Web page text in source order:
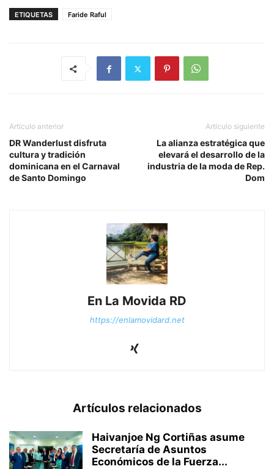
ETIQUETAS Faride Raful
Artículo anterior
DR Wanderlust disfruta
cultura y tradición
dominicana en el Carnaval
de Santo Domingo
Artículo siguiente
La alianza estratégica que
elevará el desarrollo de la
industria de la moda de Rep.
Dom
En La Movida RD
https://enlamovidard.net
Artículos relacionados
Haivanjoe Ng Cortiñas asume
Secretaría de Asuntos
Económicos de la Fuerza...